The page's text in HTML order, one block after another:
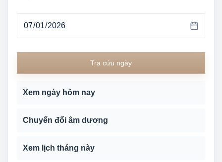
Tra cứu ngày
Xem ngày hôm nay
Chuyển đổi âm dương
Xem lịch tháng này